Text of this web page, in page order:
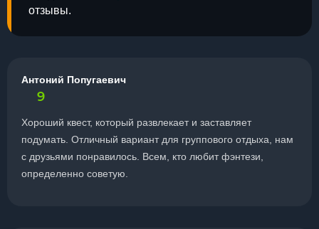
отзывы.
Антоний Попугаевич
9
Хороший квест, который развлекает и заставляет
подумать. Отличный вариант для группового отдыха, нам
с друзьями понравилось. Всем, кто любит фэнтези,
определенно советую.